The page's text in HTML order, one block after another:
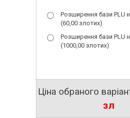
Розширення бази PLU
(60,00 злотих)
Розширення бази PLU
(1000,00 злотих)
Ціна обраного
зл